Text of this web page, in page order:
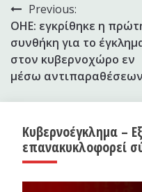
Πλοήγηση
άρθρων
Previous:
ΟΗΕ: εγκρίθηκε η
συνθήκη για το
στον κυβερνοχώρο εν
μέσω αντιπαραθέσεων
Κυβερνοέγκλημα –
επανακυκλοφορεί